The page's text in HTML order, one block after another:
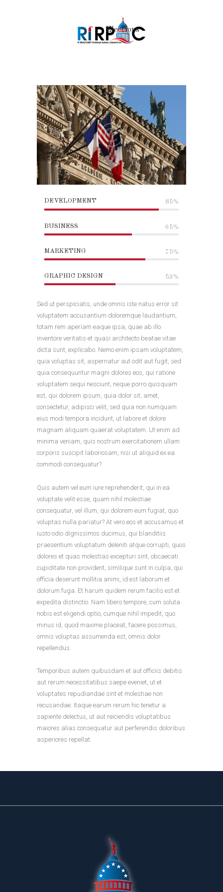
Elections
DEVELOPMENT 85%
BUSINESS 65%
MARKETING 75%
GRAPHIC DESIGN 53%
Sed ut perspiciatis, unde omnis iste natus error sit
voluptatem accusantium doloremque laudantium,
totam rem aperiam eaque ipsa, quae ab illo
inventore veritatis et quasi architecto beatae vitae
dicta sunt, explicabo. Nemo enim ipsam voluptatem,
quia voluptas sit, aspernatur aut odit aut fugit, sed
quia consequuntur magni dolores eos, qui ratione
voluptatem sequi nesciunt, neque porro quisquam
est, qui dolorem ipsum, quia dolor sit, amet,
consectetur, adipisci velit, sed quia non numquam
eius modi tempora incidunt, ut labore et dolore
magnam aliquam quaerat voluptatem. Ut enim ad
minima veniam, quis nostrum exercitationem ullam
corporis suscipit laboriosam, nisi ut aliquid ex ea
commodi consequatur?
Quis autem vel eum iure reprehenderit, qui in ea
voluptate velit esse, quam nihil molestiae
consequatur, vel illum, qui dolorem eum fugiat, quo
voluptas nulla pariatur? At vero eos et accusamus et
iusto odio dignissimos ducimus, qui blanditiis
praesentium voluptatum deleniti atque corrupti, quos
dolores et quas molestias excepturi sint, obcaecati
cupiditate non provident, similique sunt in culpa, qui
officia deserunt mollitia animi, id est laborum et
dolorum fuga. Et harum quidem rerum facilis est et
expedita distinctio. Nam libero tempore, cum soluta
nobis est eligendi optio, cumque nihil impedit, quo
minus id, quod maxime placeat, facere possimus,
omnis voluptas assumenda est, omnis dolor
repellendus.
Temporibus autem quibusdam et aut officiis debitis
aut rerum necessitatibus saepe eveniet, ut et
voluptates repudiandae sint et molestiae non
recusandae. Itaque earum rerum hic tenetur a
sapiente delectus, ut aut reiciendis voluptatibus
maiores alias consequatur aut perferendis doloribus
asperiores repellat.